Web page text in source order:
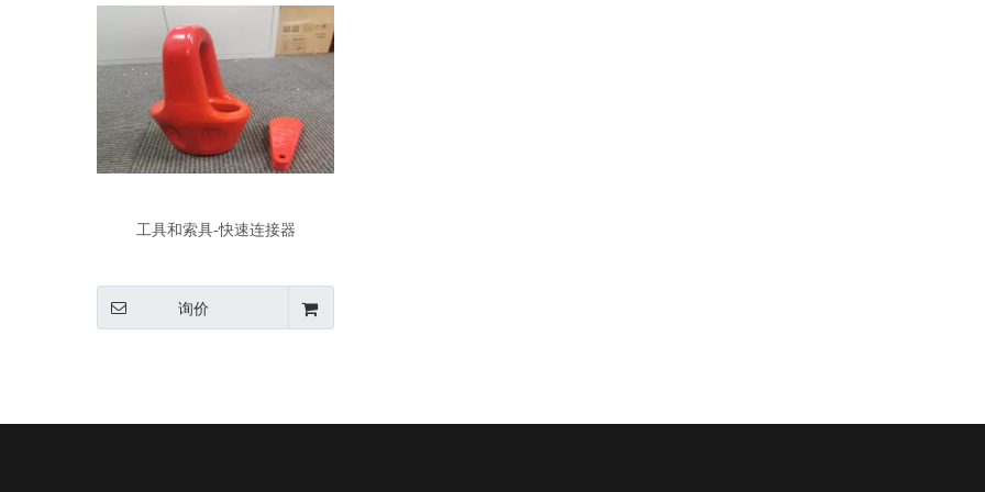
工具和索具-快速连接器
询价